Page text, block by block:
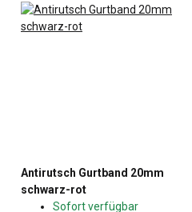
Antirutsch Gurtband 20mm
schwarz-rot
Sofort verfügbar